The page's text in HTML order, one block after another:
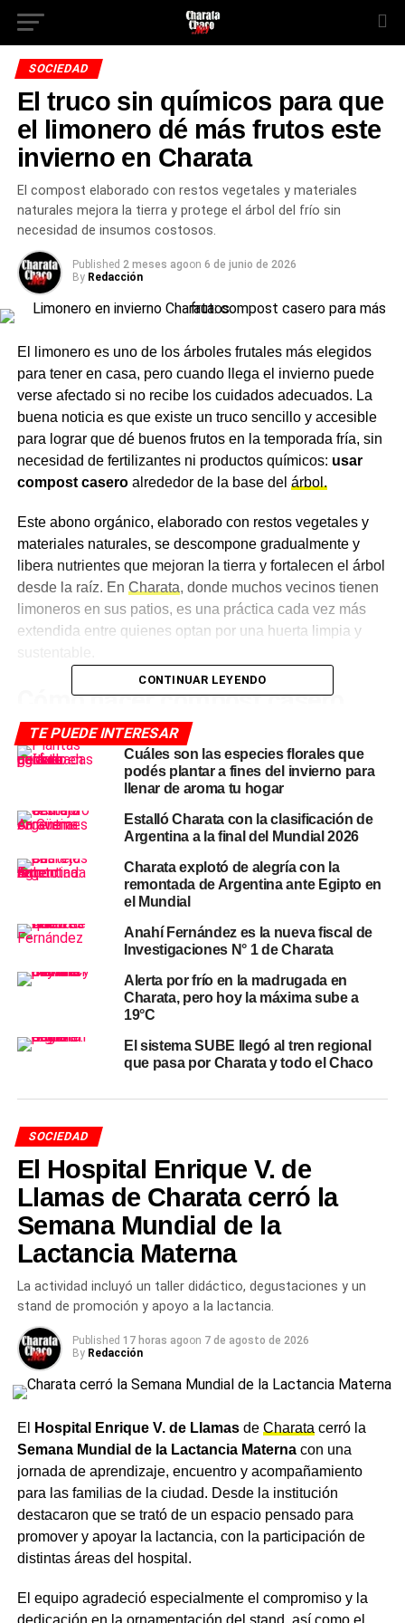
SOCIEDAD
El truco sin químicos para que
el limonero dé más frutos este
invierno en Charata
El compost elaborado con restos vegetales y materiales
naturales mejora la tierra y protege el árbol del frío sin
necesidad de insumos costosos.
Published 2 meses agoon 6 de junio de 2026
By Redacción
El limonero es uno de los árboles frutales más elegidos
para tener en casa, pero cuando llega el invierno puede
verse afectado si no recibe los cuidados adecuados. La
buena noticia es que existe un truco sencillo y accesible
para lograr que dé buenos frutos en la temporada fría, sin
necesidad de fertilizantes ni productos químicos: usar
compost caseroalrededor de la base del árbol.
Este abono orgánico, elaborado con restos vegetales y
materiales naturales, se descompone gradualmente y
libera nutrientes que mejoran la tierra y fortalecen el árbol
desde la raíz. En Charata, donde muchos vecinos tienen
limoneros en sus patios, es una práctica cada vez más
extendida entre quienes optan por una huerta limpia y
Cómo hacer compost casero
paso a paso
El punto de partida es preparar una compostera: alcanza
con un recipiente con agujeros en la base y los lados
para garantizar ventilación y drenaje. La primera capa, de
unos cinco centímetros, debe ser de materiales secos que
funcionen como «cama» base.
A partir de ahí, el sistema se basa en
verdes y marrones.
Los materiales verdes —restos de
frutas y verduras, cáscaras de huevo, posos de café y
secas, ramas pequeñas, cartón sin tinta y papel— aportan
carbono. La clave es siempre tapar los residuos húmedos
El compost debe mantenerse húmedo pero no
muy seco y revolver el material cada una o dos semanas
para oxigenarlo. Entre los materiales que
no deben
incorporarseestán las carnes, los huesos, los lácteos,
los aceites, los restos de comida cocida con sal, los
excrementos de mascotas y los papeles plastificados o
con mucha tinta.
Cuándo está listo y cómo
aplicarlo al limonero
El proceso de maduración tarda entre tres y seis meses.
El compost está listo cuando adquiere un color marrón
agradable a tierra de bosque. Una vez maduro, la
aplicación es simple: hay que retirar las malezas y restos
secos de la base del árbol, distribuir una capa de tres a
cinco centímetros de compost alrededor del tronco —sin
que lo toque directamente, para evitar problemas de
humedad— y regar de forma moderada para que los
nutrientes comiencen a incorporarse al suelo.
temporada según sea necesario.
CONTINUAR LEYENDO
TE PUEDE INTERESAR
Cuáles son las especies florales que
podés plantar a fines del invierno para
llenar de aroma tu hogar
Estalló Charata con la clasificación de
Argentina a la final del Mundial 2026
Charata explotó de alegría con la
remontada de Argentina ante Egipto en
el Mundial
Anahí Fernández es la nueva fiscal de
Investigaciones N° 1 de Charata
Alerta por frío en la madrugada en
Charata, pero hoy la máxima sube a
19°C
El sistema SUBE llegó al tren regional
que pasa por Charata y todo el Chaco
SOCIEDAD
El Hospital Enrique V. de
Llamas de Charata cerró la
Semana Mundial de la
Lactancia Materna
La actividad incluyó un taller didáctico, degustaciones y un
stand de promoción y apoyo a la lactancia.
Published 17 horas agoon 7 de agosto de 2026
By Redacción
El Hospital Enrique V. de Llamasde Charata cerró la
Semana Mundial de la Lactancia Maternacon una
jornada de aprendizaje, encuentro y acompañamiento
para las familias de la ciudad. Desde la institución
destacaron que se trató de un espacio pensado para
promover y apoyar la lactancia, con la participación de
distintas áreas del hospital.
El equipo agradeció especialmente el compromiso y la
dedicación en la ornamentación del stand, así como el